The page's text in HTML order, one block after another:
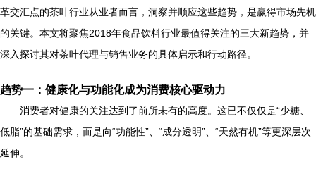
革交汇点的茶叶行业从业者而言，洞察并顺应这些趋势，是赢得市场先机
的关键。本文将聚焦2018年食品饮料行业最值得关注的三大新趋势，并
深入探讨其对茶叶代理与销售业务的具体启示和行动路径。
趋势一：健康化与功能化成为消费核心驱动力
消费者对健康的关注达到了前所未有的高度。这已不仅仅是“少糖、
低脂”的基础需求，而是向“功能性”、“成分透明”、“天然有机”等更深层次
延伸。